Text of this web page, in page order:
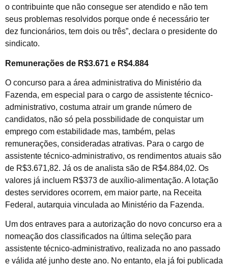
o contribuinte que não consegue ser atendido e não tem
seus problemas resolvidos porque onde é necessário ter
dez funcionários, tem dois ou três”, declara o presidente do
sindicato.
Remunerações de R$3.671 e R$4.884
O concurso para a área administrativa do Ministério da
Fazenda, em especial para o cargo de assistente técnico-
administrativo, costuma atrair um grande número de
candidatos, não só pela possbilidade de conquistar um
emprego com estabilidade mas, também, pelas
remunerações, consideradas atrativas. Para o cargo de
assistente técnico-administrativo, os rendimentos atuais são
de R$3.671,82. Já os de analista são de R$4.884,02. Os
valores já incluem R$373 de auxílio-alimentação. A lotação
destes servidores ocorrem, em maior parte, na Receita
Federal, autarquia vinculada ao Ministério da Fazenda.
Um dos entraves para a autorização do novo concurso era a
nomeação dos classificados na última seleção para
assistente técnico-administrativo, realizada no ano passado
e válida até junho deste ano. No entanto, ela já foi publicada